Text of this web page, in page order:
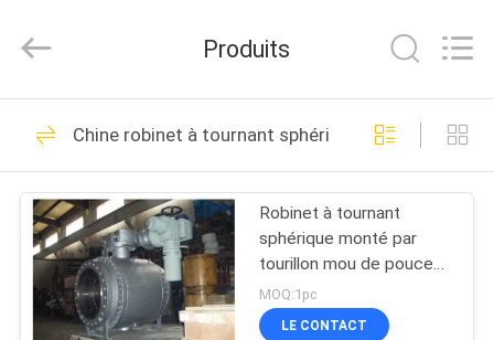
APERÇU
PRODUITS
VIDÉOS
Road
Enterprise
Co.,LTD..
Reserved.
robinet à tournant
sphérique monté par
tourillon
10
Produits
Chine robinet à tournant sphérique monté par
Robinet à tournant
sphérique monté par
tourillon mou de pouce
600LB de Seat 16
MOQ:1pc
LE CONTACT